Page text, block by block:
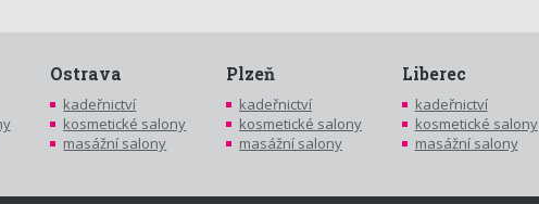
Ostrava
kadeřnictví
kosmetické salony
masážní salony
Plzeň
kadeřnictví
kosmetické salony
masážní salony
Liberec
kadeřnictví
kosmetické salony
masážní salony